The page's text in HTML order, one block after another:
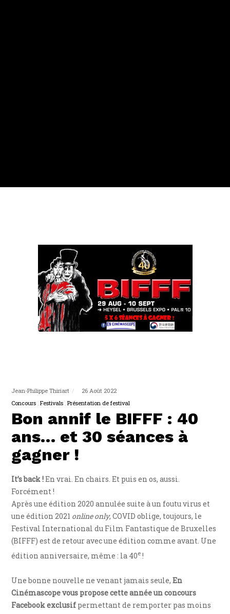
Jean-Philippe Thiriart
26 Août 2022
Concours Festivals Présentation de festival
Bon annif le BIFFF : 40
ans… et 30 séances à
gagner !
It’s back !En vrai. En chairs. Et puis en os, aussi.
Forcément !
Après une édition 2020 annulée suite à un foutu virus et
une édition 2021 online only, COVID oblige, toujours, le
Festival International du Film Fantastique de Bruxelles
(BIFFF) est de retour avec une édition comme avant. Une
édition anniversaire, même : la 40e !
Une bonne nouvelle ne venant jamais seule,En
Cinémascope vous propose cette année un concours
Facebook exclusif permettant de remporter pas moins